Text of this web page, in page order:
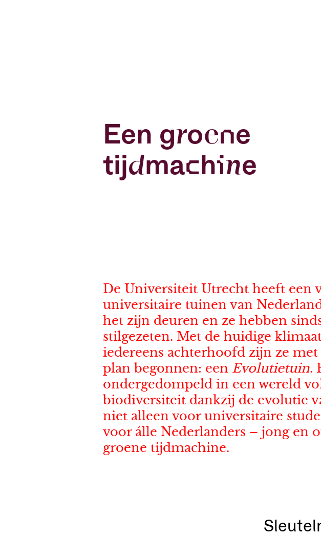
Een groene
tijdmachine
De Universiteit Utrecht heeft een
universitaire tuinen van
het zijn deuren en ze hebben
stilgezeten. Met de huidige
iedereens achterhoofd zijn ze
plan begonnen: een Evolutietuin.
ondergedompeld in een wereld
biodiversiteit dankzij de evolutie
niet alleen voor universitaire
voor álle Nederlanders – jong en
groene tijdmachine.